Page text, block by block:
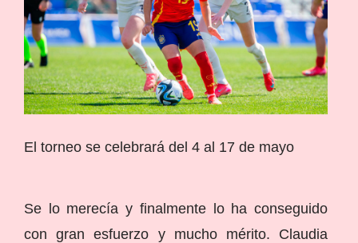
El torneo se celebrará del 4 al 17 de mayo
Se lo merecía y finalmente lo ha conseguido
con gran esfuerzo y mucho mérito. Claudia